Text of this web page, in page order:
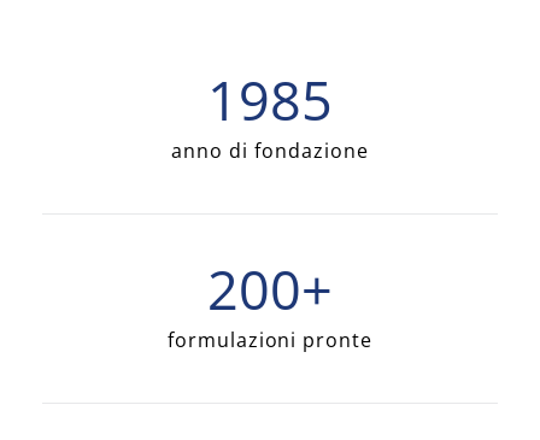
1985
anno di fondazione
200+
formulazioni pronte